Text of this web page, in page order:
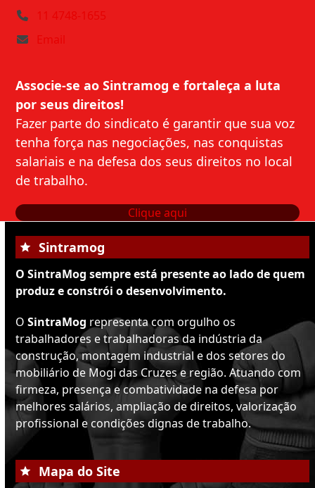
11 4748-1655
Email
Associe-se ao Sintramog e fortaleça a luta
por seus direitos!
Fazer parte do sindicato é garantir que sua voz
tenha força nas negociações, nas conquistas
salariais e na defesa dos seus direitos no local
de trabalho.
Clique aqui
Sintramog
O SintraMog sempre está presente ao lado de quem
produz e constrói o desenvolvimento.
OSintraMog representa com orgulho os
trabalhadores e trabalhadoras da indústria da
construção, montagem industrial e dos setores do
mobiliário de Mogi das Cruzes e região. Atuando com
firmeza, presença e combatividade na defesa por
melhores salários, ampliação de direitos, valorização
profissional e condições dignas de trabalho.
Mapa do Site